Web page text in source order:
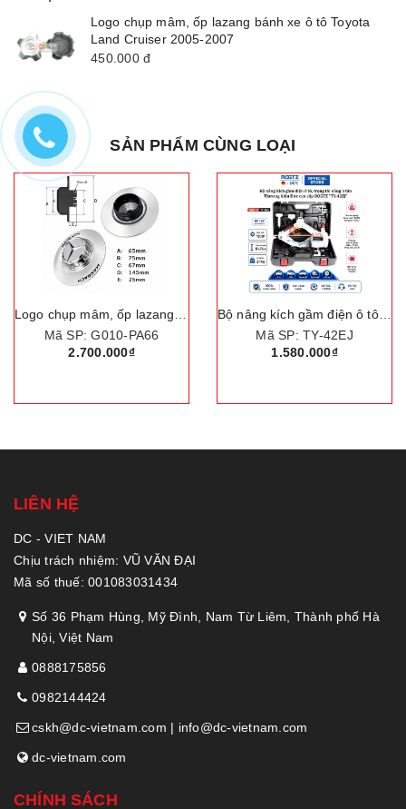
Logo chụp mâm, ốp lazang bánh xe ô tô Toyota
Land Cruiser 2005-2007
450.000đ
SẢN PHẨM CÙNG LOẠI
Mã SP: TY-42EJ
1.580.000₫
Logo chụp mâm, ốp lazang bánh xe ô tô Lexus LX570 đời 2012
Mã SP: C-599X
750.000₫
LIÊN HỆ
DC - VIET NAM
Chịu trách nhiệm: VŨ VĂN ĐẠI
Mã số thuế: 001083031434
Số 36 Phạm Hùng, Mỹ Đình, Nam Từ Liêm, Thành phố Hà
Nội, Việt Nam
0888175856
0982144424
cskh@dc-vietnam.com | info@dc-vietnam.com
dc-vietnam.com
CHÍNH SÁCH